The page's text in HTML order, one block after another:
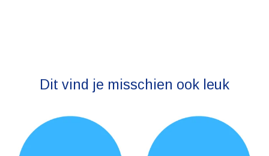
Dit vind je misschien ook leuk
Items van productcarrousel